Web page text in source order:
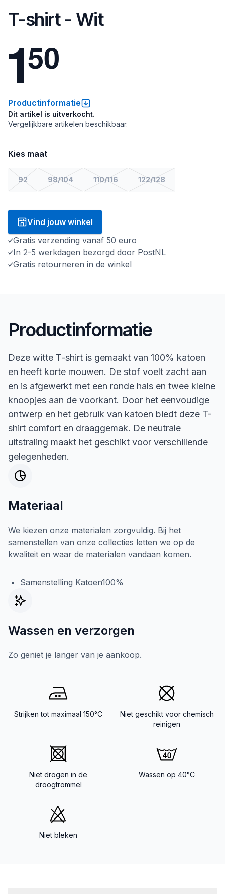
T-shirt - Wit
150
Productinformatie
Dit artikel is uitverkocht.
Vergelijkbare artikelen beschikbaar.
Kies maat
92 98/104 110/116 122/128
Vind jouw winkel
Gratis verzending vanaf 50 euro
In 2-5 werkdagen bezorgd door PostNL
Gratis retourneren in de winkel
Productinformatie
Deze witte T-shirt is gemaakt van 100% katoen
en heeft korte mouwen. De stof voelt zacht aan
en is afgewerkt met een ronde hals en twee kleine
knoopjes aan de voorkant. Door het eenvoudige
ontwerp en het gebruik van katoen biedt deze T-
shirt comfort en draaggemak. De neutrale
uitstraling maakt het geschikt voor verschillende
gelegenheden.
Materiaal
We kiezen onze materialen zorgvuldig. Bij het
samenstellen van onze collecties letten we op de
kwaliteit en waar de materialen vandaan komen.
Samenstelling Katoen100%
Wassen en verzorgen
Zo geniet je langer van je aankoop.
Strijken tot maximaal 150°C
Niet geschikt voor chemisch
reinigen
Niet drogen in de
droogtrommel
Wassen op 40°C
Niet bleken